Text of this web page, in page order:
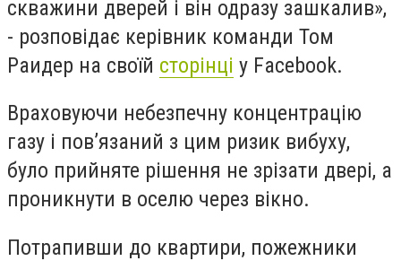
скважини дверей і він одразу зашкалив»,
- розповідає керівник команди Том
Раидер на своїй сторінці у Facebook.
Враховуючи небезпечну концентрацію
газу і пов’язаний з цим ризик вибуху,
було прийняте рішення не зрізати двері, а
проникнути в оселю через вікно.
Потрапивши до квартири, пожежники